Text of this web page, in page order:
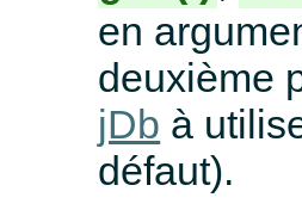
en
deuxième
jDb à
défaut).